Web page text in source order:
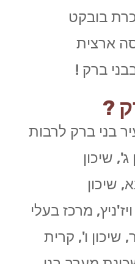
בובקט
ארצית
ברק !
?
בני ברק לרבות
שיכון
שיכון
מרכז בעלי
שיכון ו', קרית